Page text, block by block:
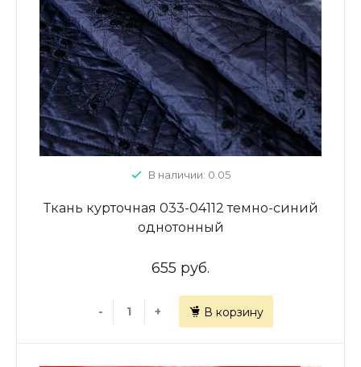
В наличии: 0.05
Ткань курточная 033-04112 темно-синий
однотонный
655 руб.
- + В корзину